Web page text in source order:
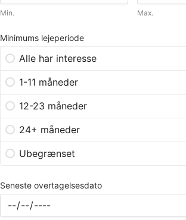
Min. Max.
Minimums lejeperiode
Alle har interesse
1-11 måneder
12-23 måneder
24+ måneder
Ubegrænset
Seneste overtagelsesdato